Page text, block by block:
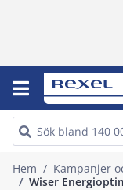
Hem
Kampanjer
Wiser